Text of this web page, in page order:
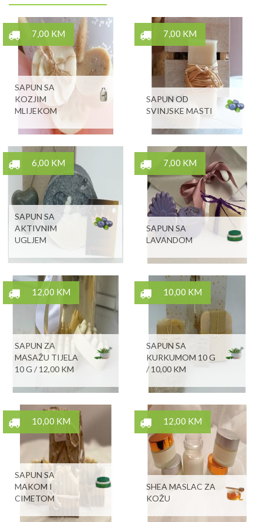
7,00 KM
SAPUN SA
KOZJIM
MLIJEKOM
7,00 KM
SAPUN OD
SVINJSKE MASTI
6,00 KM
SAPUN SA
AKTIVNIM
UGLJEM
7,00 KM
SAPUN SA
LAVANDOM
12,00 KM
SAPUN ZA
MASAŽU TIJELA
10 G / 12,00 KM
10,00 KM
SAPUN SA
KURKUMOM 10 G
/ 10,00 KM
10,00 KM
SAPUN SA
MAKOM I
CIMETOM
12,00 KM
SHEA MASLAC ZA
KOŽU